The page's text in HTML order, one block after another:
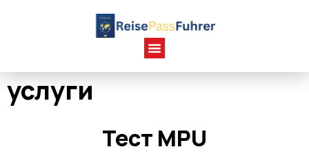
услуги
Тест MPU